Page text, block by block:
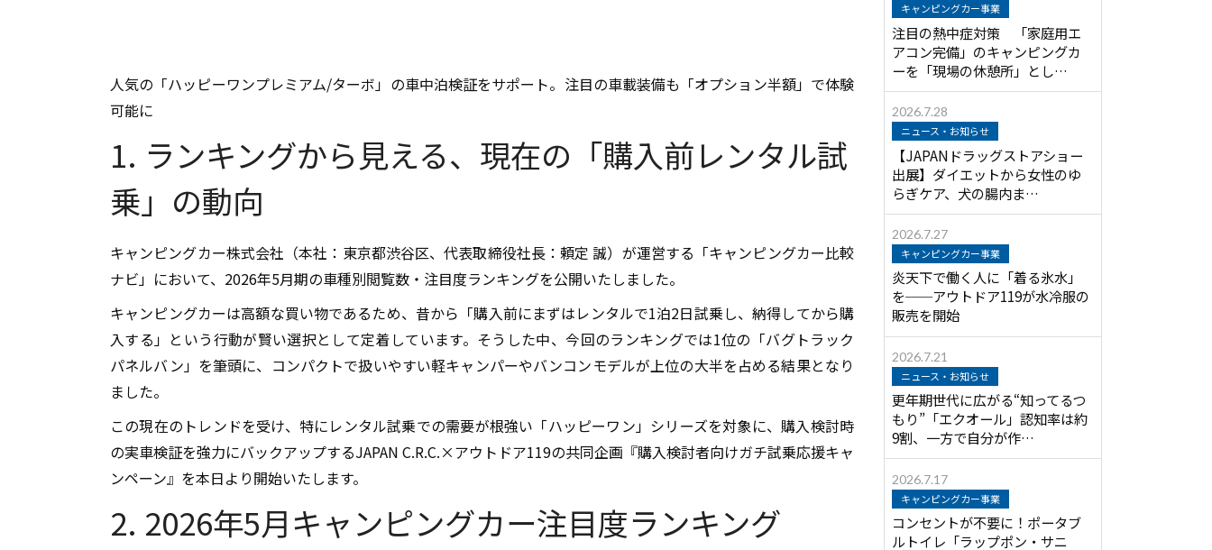
人気の「ハッピーワンプレミアム/ターボ」の車中泊検証をサポート。注目の車載装備も「オプション半額」で体験
可能に
1. ランキングから見える、現在の「購入前レンタル試
乗」の動向
キャンピングカー株式会社（本社：東京都渋谷区、代表取締役社長：頼定 誠）が運営する「キャンピングカー比較
ナビ」において、2026年5月期の車種別閲覧数・注目度ランキングを公開いたしました。
キャンピングカーは高額な買い物であるため、昔から「購入前にまずはレンタルで1泊2日試乗し、納得してから購
入する」という行動が賢い選択として定着しています。そうした中、今回のランキングでは1位の「バグトラック
パネルバン」を筆頭に、コンパクトで扱いやすい軽キャンパーやバンコンモデルが上位の大半を占める結果となり
ました。
この現在のトレンドを受け、特にレンタル試乗での需要が根強い「ハッピーワン」シリーズを対象に、購入検討時
の実車検証を強力にバックアップするJAPAN C.R.C.×アウトドア119の共同企画『購入検討者向けガチ試乗応援キャ
ンペーン』を本日より開始いたします。
2. 2026年5月キャンピングカー注目度ランキング
キャンピングカー事業
注目の熱中症対策 「家庭用エ
アコン完備」のキャンピングカ
ーを「現場の休憩所」とし…
2026.7.28
ニュース・お知らせ
【JAPANドラッグストアショー
出展】ダイエットから女性のゆ
らぎケア、犬の腸内ま…
2026.7.27
キャンピングカー事業
炎天下で働く人に「着る氷水」
を──アウトドア119が水冷服の
販売を開始
2026.7.21
ニュース・お知らせ
更年期世代に広がる“知ってるつ
もり”「エクオール」認知率は約
9割、一方で自分が作…
2026.7.17
キャンピングカー事業
コンセントが不要に！ポータブ
ルトイレ「ラップポン・サニ